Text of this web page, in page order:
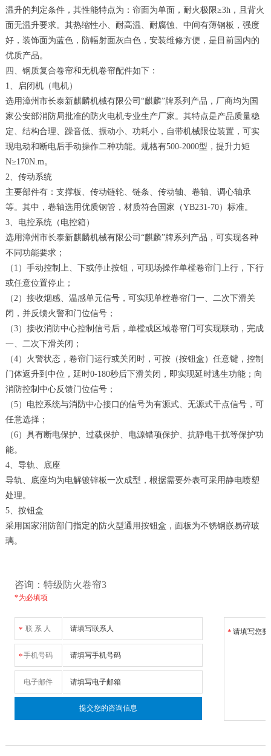
温升的判定条件，其性能特点为：帘面为单面，耐火极限≥3h，且背火
面无温升要求。其热缩性小、耐高温、耐腐蚀、中间有薄钢板，强度
好，装饰面为蓝色，防幅射面灰白色，安装维修方便，是目前国内的
优质产品。
四、钢质复合卷帘和无机卷帘配件如下：
1、启闭机（电机）
选用漳州市长泰新麒麟机械有限公司“麒麟”牌系列产品，厂商均为国
家公安部消防局批准的防火电机专业生产厂家。其特点是产品质量稳
定、结构合理、躁音低、振动小、功耗小，自带机械限位装置，可实
现电动和断电后手动操作二种功能。规格有500-2000型，提升力矩
N≥170N.m。
2、传动系统
主要部件有：支撑板、传动链轮、链条、传动轴、卷轴、调心轴承
等。其中，卷轴选用优质钢管，材质符合国家（YB231-70）标准。
3、电控系统（电控箱）
选用漳州市长泰新麒麟机械有限公司“麒麟”牌系列产品，可实现各种
不同功能要求；
（1）手动控制上、下或停止按钮，可现场操作单樘卷帘门上行，下行
或任意位置停止；
（2）接收烟感、温感单元信号，可实现单樘卷帘门一、二次下滑关
闭，并反馈火警和门位信号；
（3）接收消防中心控制信号后，单樘或区域卷帘门可实现联动，完成
一、二次下滑关闭；
（4）火警状态，卷帘门运行或关闭时，可按（按钮盒）任意键，控制
门体返升到中位，延时0-180秒后下滑关闭，即实现延时逃生功能；向
消防控制中心反馈门位信号；
（5）电控系统与消防中心接口的信号为有源式、无源式干点信号，可
任意选择；
（6）具有断电保护、过载保护、电源错项保护、抗静电干扰等保护功
能。
4、导轨、底座
导轨、底座均为电解镀锌板一次成型，根据需要外表可采用静电喷塑
处理。
5、按钮盒
采用国家消防部门指定的防火型通用按钮盒，面板为不锈钢嵌易碎玻
璃。
咨询：特级防火卷帘3
* 为必填项
*
* 联 系 人
*手机号码
电子邮件